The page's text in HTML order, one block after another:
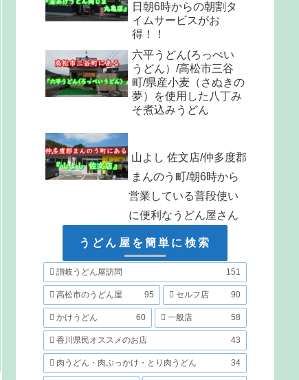
日朝6時からの朝割タ
イムサービスがお
得！！
六平うどん(ろっぺい
うどん）/高松市三谷
町/県産小麦（さぬきの
夢）を使用した八丁み
そ煮込みうどん
山よし 佐文店/仲多度郡
まんのう町/朝6時から
営業している普段使い
に便利なうどん屋さん
うどん屋を簡単に検索
讃岐うどん屋訪問 151
高松市のうどん屋 95 セルフ店 90
かけうどん 60 一般店 58
香川県民オススメのお店 43
肉うどん・肉ぶっかけ・とり肉うどん 34